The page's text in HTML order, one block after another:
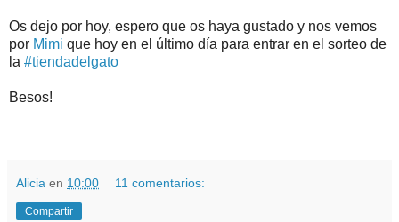
Os dejo por hoy, espero que os haya gustado y nos vemos
por Mimi que hoy en el último día para entrar en el sorteo de
la #tiendadelgato
Besos!
Alicia en 10:00 11 comentarios:
Compartir